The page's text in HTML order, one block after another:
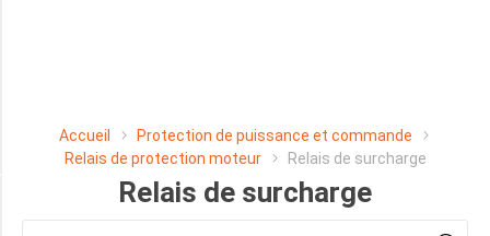
Accueil
Protection de puissance et commande
Relais de protection moteur
Relais de surcharge
Relais de surcharge
SpA
(88)
PLAGE DE REGLAGE